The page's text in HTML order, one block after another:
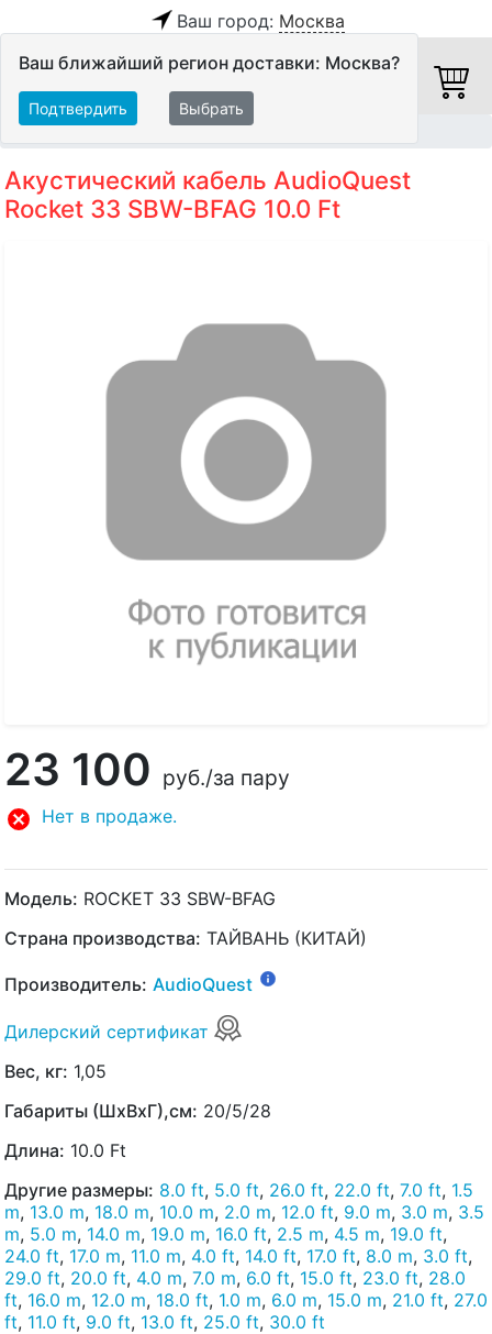
Ваш город: Москва
Ваш ближайший регион доставки: Москва?
Подтвердить Выбрать
Акустический кабель AudioQuest
Rocket 33 SBW-BFAG 10.0 Ft
23 100 руб./за пару
Нет в продаже.
Модель: ROCKET 33 SBW-BFAG
Страна производства: ТАЙВАНЬ (КИТАЙ)
Производитель: AudioQuest
Дилерский сертификат
Вес, кг: 1,05
Габариты (ШхВхГ),см: 20/5/28
Длина: 10.0 Ft
Другие размеры: 8.0 ft, 5.0 ft, 26.0 ft, 22.0 ft, 7.0 ft, 1.5
m, 13.0 m, 18.0 m, 10.0 m, 2.0 m, 12.0 ft, 9.0 m, 3.0 m, 3.5
m, 5.0 m, 14.0 m, 19.0 m, 16.0 ft, 2.5 m, 4.5 m, 19.0 ft,
24.0 ft, 17.0 m, 11.0 m, 4.0 ft, 14.0 ft, 17.0 ft, 8.0 m, 3.0 ft,
29.0 ft, 20.0 ft, 4.0 m, 7.0 m, 6.0 ft, 15.0 ft, 23.0 ft, 28.0
ft, 16.0 m, 12.0 m, 18.0 ft, 1.0 m, 6.0 m, 15.0 m, 21.0 ft, 27.0
ft, 11.0 ft, 9.0 ft, 13.0 ft, 25.0 ft, 30.0 ft